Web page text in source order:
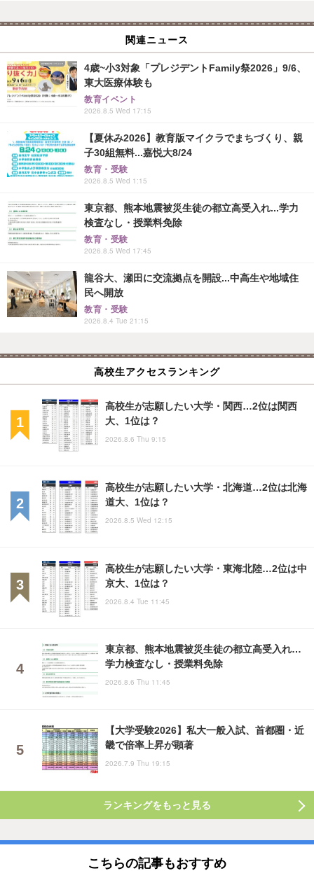
関連ニュース
4歳~小3対象「プレジデントFamily祭2026」9/6、
東大医療体験も
教育イベント
2026.8.5 Wed 17:15
【夏休み2026】教育版マイクラでまちづくり、親
子30組無料...嘉悦大8/24
教育・受験
2026.8.5 Wed 1:15
東京都、熊本地震被災生徒の都立高受入れ...学力
検査なし・授業料免除
教育・受験
2026.8.5 Wed 17:45
龍谷大、瀬田に交流拠点を開設...中高生や地域住
民へ開放
教育・受験
2026.8.4 Tue 21:15
高校生アクセスランキング
高校生が志願したい大学・関西…2位は関西
大、1位は？
2026.8.6 Thu 9:15
高校生が志願したい大学・北海道…2位は北海
道大、1位は？
2026.8.5 Wed 12:15
高校生が志願したい大学・東海北陸…2位は中
京大、1位は？
2026.8.4 Tue 11:45
東京都、熊本地震被災生徒の都立高受入れ…
学力検査なし・授業料免除
2026.8.6 Thu 11:45
【大学受験2026】私大一般入試、首都圏・近
畿で倍率上昇が顕著
2026.7.9 Thu 19:15
ランキングをもっと見る
こちらの記事もおすすめ